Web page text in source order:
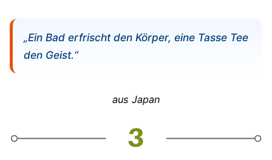
„Ein Bad erfrischt den Körper, eine Tasse Tee
den Geist.“
aus Japan